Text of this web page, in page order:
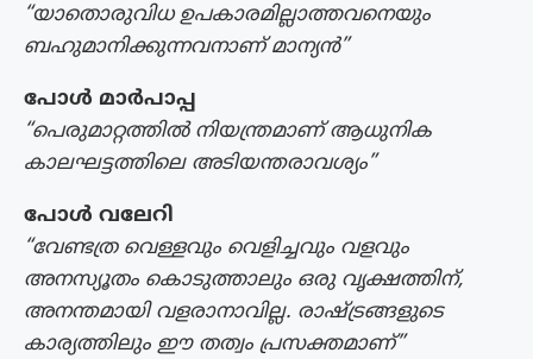
“യാതൊരുവിധ ഉപകാരമില്ലാത്തവനെയും
ബഹുമാനിക്കുന്നവനാണ് മാന്യൻ”
പോൾ മാർപാപ്പ
“പെരുമാറ്റത്തിൽ നിയന്ത്രമാണ് ആധുനിക
കാലഘട്ടത്തിലെ അടിയന്തരാവശ്യം”
പോൾ വലേറി
“വേണ്ടത്ര വെള്ളവും വെളിച്ചവും വളവും
അനസ്യൂതം കൊടുത്താലും ഒരു വൃക്ഷത്തിന്,
അനന്തമായി വളരാനാവില്ല. രാഷ്ട്രങ്ങളുടെ
കാര്യത്തിലും ഈ തത്വം പ്രസക്തമാണ്”